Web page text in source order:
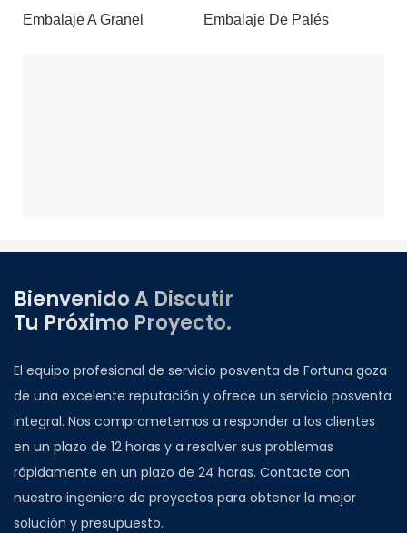
Embalaje A Granel Embalaje De Palés
Bienvenido A Discutir
Tu Próximo Proyecto.
El equipo profesional de servicio posventa de Fortuna goza
de una excelente reputación y ofrece un servicio posventa
integral. Nos comprometemos a responder a los clientes
en un plazo de 12 horas y a resolver sus problemas
rápidamente en un plazo de 24 horas. Contacte con
nuestro ingeniero de proyectos para obtener la mejor
solución y presupuesto.